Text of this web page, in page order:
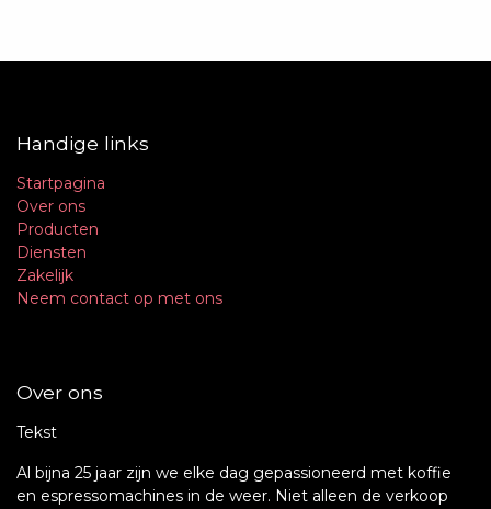
Handige links
Startpagina
Over ons
Producten
Diensten
Zakelijk
Neem contact op met ons
Over ons
Tekst
Al bijna 25 jaar zijn we elke dag gepassioneerd met koffie
en espressomachines in de weer. Niet alleen de verkoop